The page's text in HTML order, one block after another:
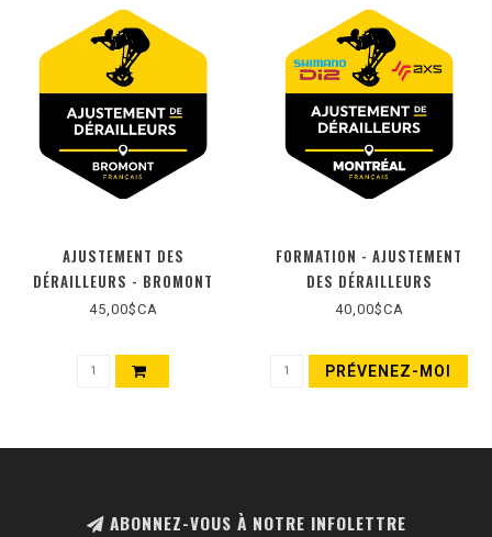
AJUSTEMENT DES
DÉRAILLEURS - BROMONT
45,00$CA
FORMATION - AJUSTEMENT
DES DÉRAILLEURS
ÉLECTRONIQUES (DI2 / AXS)
40,00$CA
PRÉVENEZ-MOI
ABONNEZ-VOUS À NOTRE INFOLETTRE